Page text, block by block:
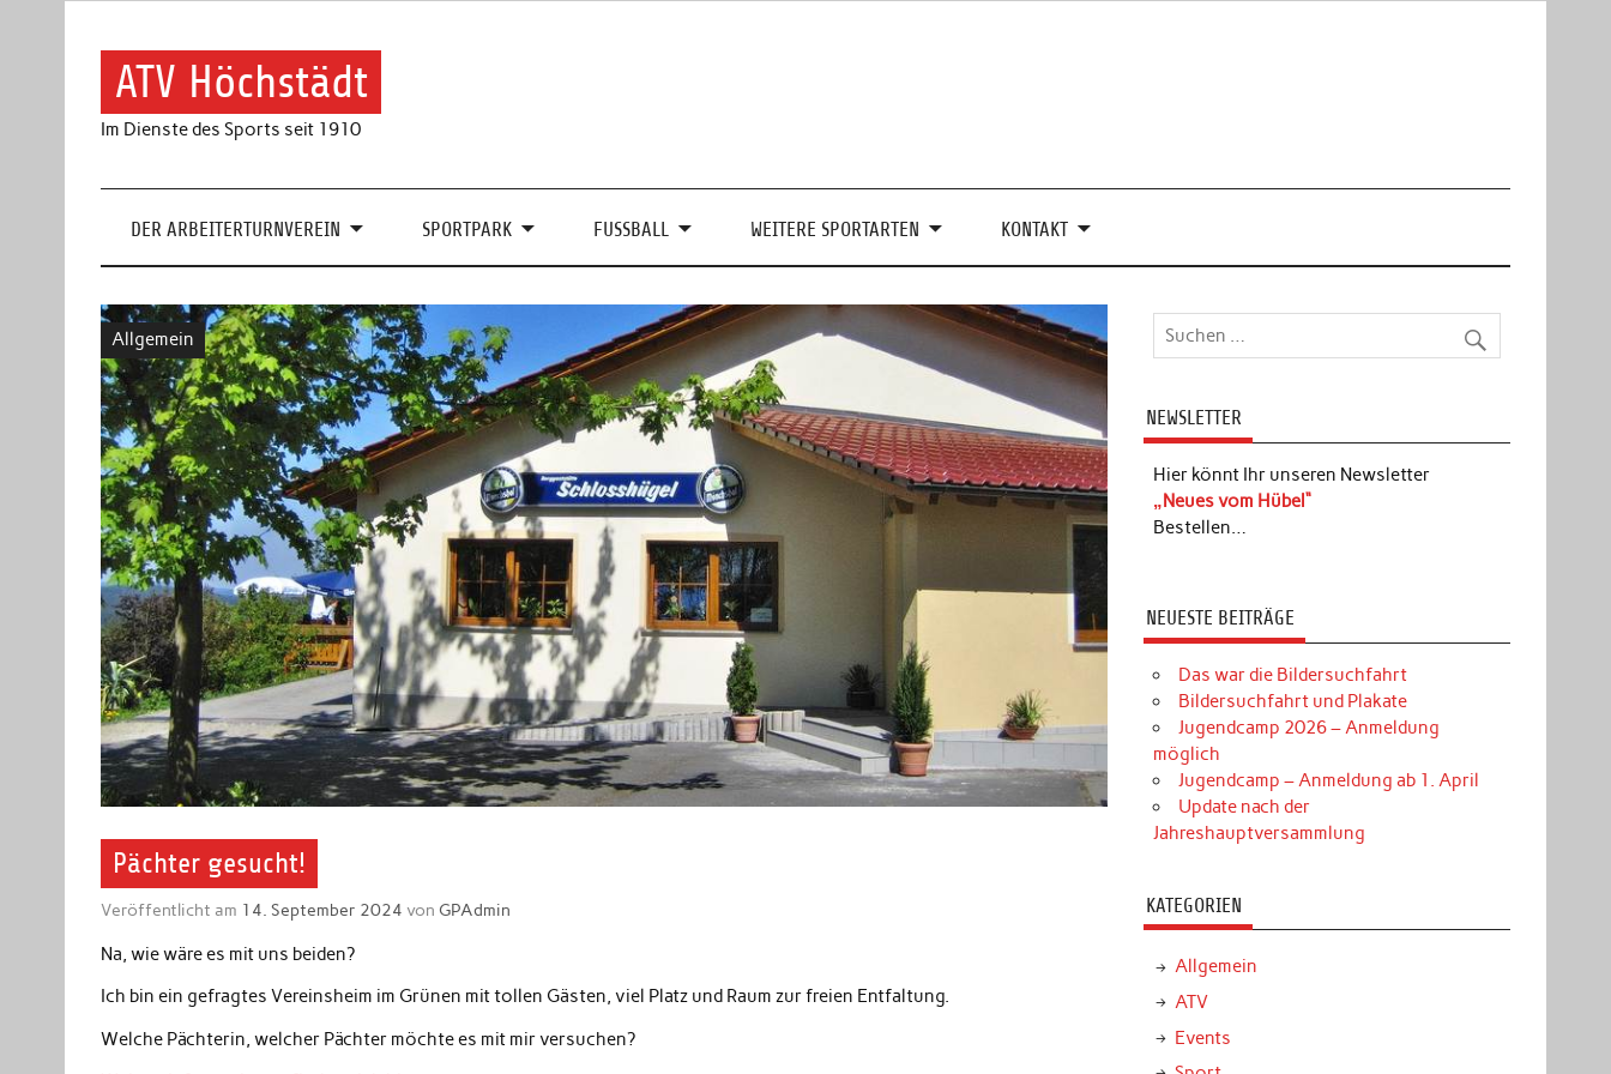
ATV Höchstädt
Im Dienste des Sports seit 1910
DER ARBEITERTURNVEREIN SPORTPARK FUSSBALL WEITERE SPORTARTEN KONTAKT
Allgemein
Pächter gesucht!
Veröffentlicht am 14. September 2024 von GPAdmin
Na, wie wäre es mit uns beiden?
Ich bin ein gefragtes Vereinsheim im Grünen mit tollen Gästen, viel Platz und Raum zur freien Entfaltung.
Welche Pächterin, welcher Pächter möchte es mit mir versuchen?
NEWSLETTER
Hier könnt Ihr unseren Newsletter
„Neues vom Hübel“
Bestellen…
NEUESTE BEITRÄGE
Das war die Bildersuchfahrt
Bildersuchfahrt und Plakate
Jugendcamp 2026 – Anmeldung
möglich
Jugendcamp – Anmeldung ab 1. April
Update nach der
Jahreshauptversammlung
KATEGORIEN
Allgemein
ATV
Events